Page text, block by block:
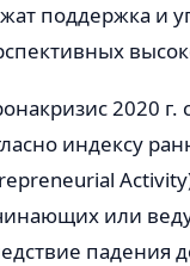
поддержка и
2020
индексу
или
падения